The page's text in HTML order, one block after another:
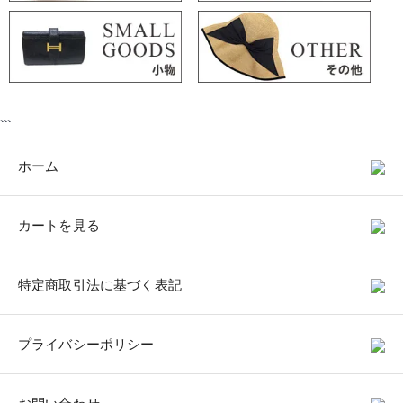
```
ホーム
カートを見る
特定商取引法に基づく表記
プライバシーポリシー